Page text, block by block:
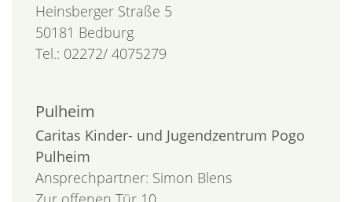
Heinsberger Straße 5
50181 Bedburg
Tel.: 02272/ 4075279
Pulheim
Caritas Kinder- und Jugendzentrum Pogo
Pulheim
Ansprechpartner: Simon Blens